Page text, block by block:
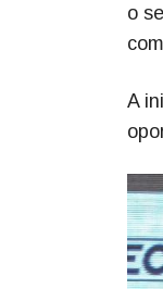
o
A